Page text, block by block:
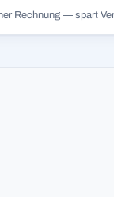
Rechnung — spart